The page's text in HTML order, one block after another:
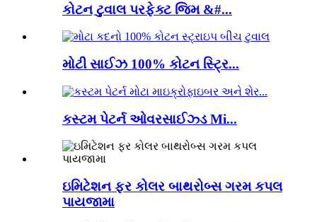
કોટન ટુવાલ પરફેક્ટ જિમ &#...
મોટી સાઈઝ 100% કોટન સ્ટ્રિ...
કસ્ટમ પેટર્ન ઓવરસાઈઝ્ડ Mi...
ઇમિટેશન ફર કોલર બાથરોબ્સ ગરમ કપલ
પાયજામા